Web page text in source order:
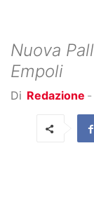
Nuova
Empoli
Di Redazione -